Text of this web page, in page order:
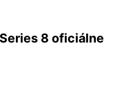
8 oficiálne